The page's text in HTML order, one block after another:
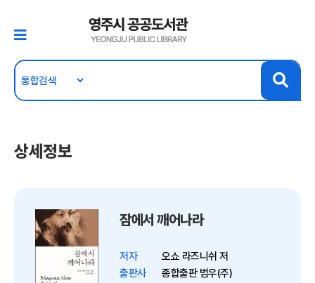
상세정보
잠에서 깨어나라
저자
오쇼 라즈니쉬 저
출판사
종합출판 범우(주)